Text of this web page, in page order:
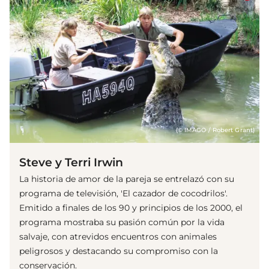
(© IMAGO / Robert Grant)
Steve y Terri Irwin
La historia de amor de la pareja se entrelazó con su
programa de televisión, 'El cazador de cocodrilos'.
Emitido a finales de los 90 y principios de los 2000, el
programa mostraba su pasión común por la vida
salvaje, con atrevidos encuentros con animales
peligrosos y destacando su compromiso con la
conservación.